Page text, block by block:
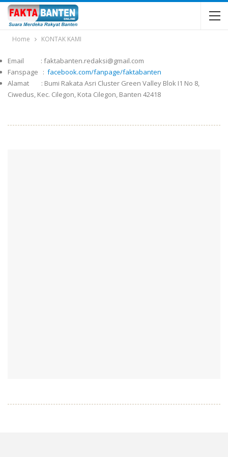
Home KONTAK KAMI
Email : faktabanten.redaksi@gmail.com
Fanspage : facebook.com/fanpage/faktabanten
Alamat : Bumi Rakata Asri Cluster Green Valley Blok I1 No 8,
Ciwedus, Kec. Cilegon, Kota Cilegon, Banten 42418